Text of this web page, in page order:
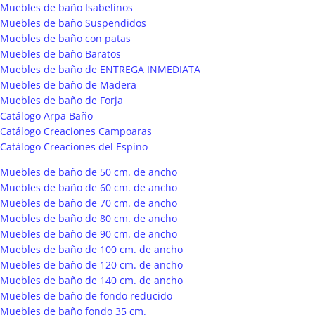
Muebles de baño Isabelinos
Muebles de baño Suspendidos
Muebles de baño con patas
Muebles de baño Baratos
Muebles de baño de ENTREGA INMEDIATA
Muebles de baño de Madera
Muebles de baño de Forja
Catálogo Arpa Baño
Catálogo Creaciones Campoaras
Catálogo Creaciones del Espino
Muebles de baño de 50 cm. de ancho
Muebles de baño de 60 cm. de ancho
Muebles de baño de 70 cm. de ancho
Muebles de baño de 80 cm. de ancho
Muebles de baño de 90 cm. de ancho
Muebles de baño de 100 cm. de ancho
Muebles de baño de 120 cm. de ancho
Muebles de baño de 140 cm. de ancho
Muebles de baño de fondo reducido
Muebles de baño fondo 35 cm.